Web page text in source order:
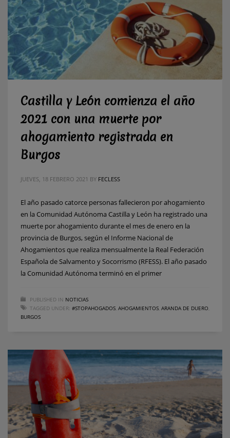
Castilla y León comienza el año
2021 con una muerte por
ahogamiento registrada en
Burgos
JUEVES, 18 FEBRERO 2021 BY FECLESS
El año pasado catorce personas fallecieron por ahogamiento
en la Comunidad Autónoma Castilla y León ha registrado una
muerte por ahogamiento durante el mes de enero en la
provincia de Burgos, según el Informe Nacional de
Ahogamientos que realiza mensualmente la Real Federación
Española de Salvamento y Socorrismo (RFESS). El año pasado
la Comunidad Autónoma terminó en el primer
PUBLISHED IN NOTICIAS
TAGGED UNDER: #STOPAHOGADOS AHOGAMIENTOS ARANDA DE DUERO
BURGOS